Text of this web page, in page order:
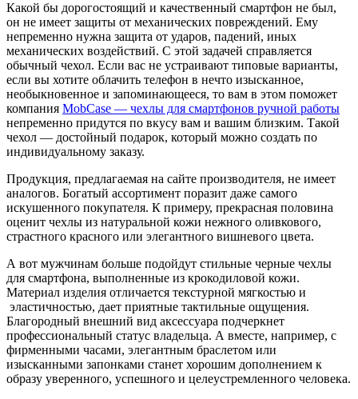
Какой бы дорогостоящий и качественный смартфон не был,
он не имеет защиты от механических повреждений. Ему
непременно нужна защита от ударов, падений, иных
механических воздействий. С этой задачей справляется
обычный чехол. Если вас не устраивают типовые варианты,
если вы хотите облачить телефон в нечто изысканное,
необыкновенное и запоминающееся, то вам в этом поможет
компания MobCase — чехлы для смартфонов ручной работы
непременно придутся по вкусу вам и вашим близким. Такой
чехол — достойный подарок, который можно создать по
индивидуальному заказу.
Продукция, предлагаемая на сайте производителя, не имеет
аналогов. Богатый ассортимент поразит даже самого
искушенного покупателя. К примеру, прекрасная половина
оценит чехлы из натуральной кожи нежного оливкового,
страстного красного или элегантного вишневого цвета.
А вот мужчинам больше подойдут стильные черные чехлы
для смартфона, выполненные из крокодиловой кожи.
Материал изделия отличается текстурной мягкостью и
эластичностью, дает приятные тактильные ощущения.
Благородный внешний вид аксессуара подчеркнет
профессиональный статус владельца. А вместе, например, с
фирменными часами, элегантным браслетом или
изысканными запонками станет хорошим дополнением к
образу уверенного, успешного и целеустремленного человека.